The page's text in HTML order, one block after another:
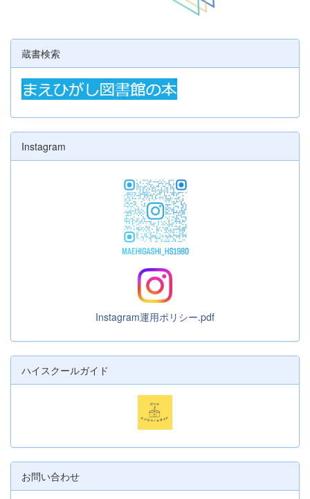
蔵書検索
Instagram
Instagram運用ポリシー.pdf
ハイスクールガイド
お問い合わせ